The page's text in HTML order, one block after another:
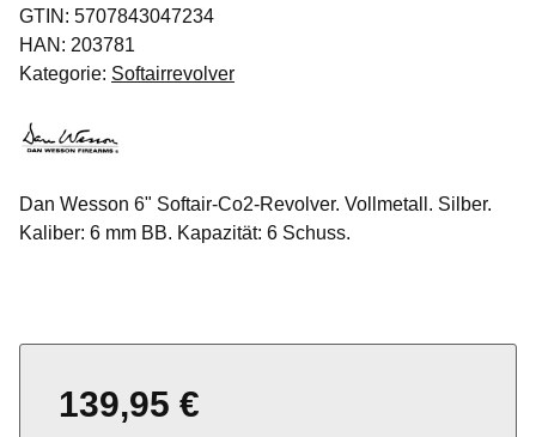
GTIN: 5707843047234
HAN: 203781
Kategorie: Softairrevolver
Dan Wesson 6" Softair-Co2-Revolver. Vollmetall. Silber.
Kaliber: 6 mm BB. Kapazität: 6 Schuss.
139,95 €